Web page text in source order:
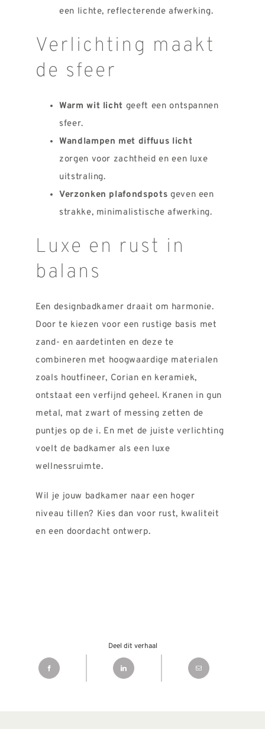
een lichte, reflecterende afwerking.
Verlichting maakt
de sfeer
Warm wit licht geeft een ontspannen
sfeer.
Wandlampen met diffuus licht
zorgen voor zachtheid en een luxe
uitstraling.
Verzonken plafondspots geven een
strakke, minimalistische afwerking.
Luxe en rust in
balans
Een designbadkamer draait om harmonie.
Door te kiezen voor een rustige basis met
zand- en aardetinten en deze te
combineren met hoogwaardige materialen
zoals houtfineer, Corian en keramiek,
ontstaat een verfijnd geheel. Kranen in gun
metal, mat zwart of messing zetten de
puntjes op de i. En met de juiste verlichting
voelt de badkamer als een luxe
wellnessruimte.
Wil je jouw badkamer naar een hoger
niveau tillen? Kies dan voor rust, kwaliteit
en een doordacht ontwerp.
Deel dit verhaal